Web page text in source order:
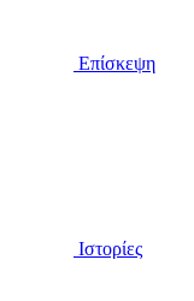
Επίσκεψη
Ιστορίες